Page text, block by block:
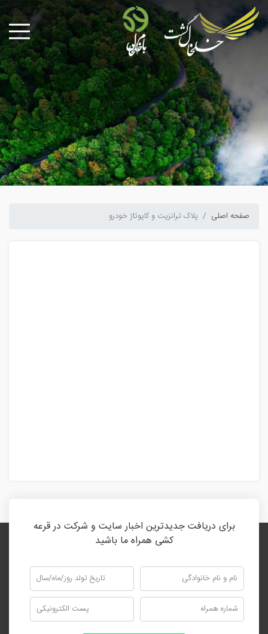
صفحه اصلی پلاک ترانزیت و کاپوتاژ خودرو
برای دریافت جدیدترین اخبار سایت و شرکت در قرعه
کشی همراه ما باشید